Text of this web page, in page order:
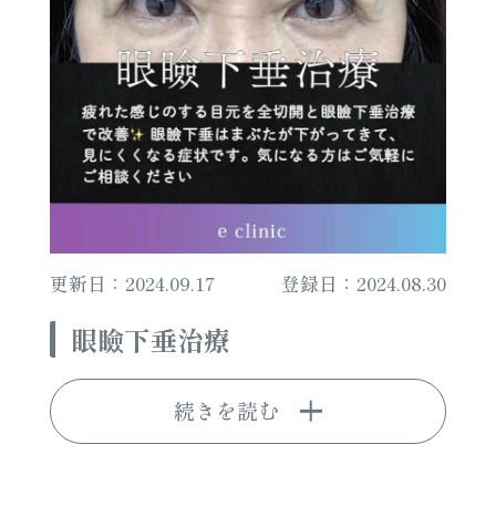
更新日：2024.09.17 登録日：2024.08.30
眼瞼下垂治療
続きを読む